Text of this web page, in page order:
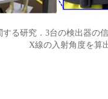
る研究．3台の検出器の
X線の入射角度を算